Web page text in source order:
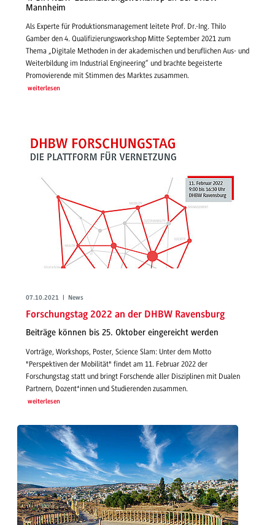
Mannheim
Als Experte für Produktionsmanagement leitete Prof. Dr.-Ing. Thilo
Gamber den 4. Qualifizierungsworkshop Mitte September 2021 zum
Thema „Digitale Methoden in der akademischen und beruflichen Aus- und
Weiterbildung im Industrial Engineering“ und brachte begeisterte
Promovierende mit Stimmen des Marktes zusammen.
weiterlesen
07.10.2021 | News
Forschungstag 2022 an der DHBW Ravensburg
Beiträge können bis 25. Oktober eingereicht werden
Vorträge, Workshops, Poster, Science Slam: Unter dem Motto
"Perspektiven der Mobilität" findet am 11. Februar 2022 der
Forschungstag statt und bringt Forschende aller Disziplinen mit Dualen
Partnern, Dozent*innen und Studierenden zusammen.
weiterlesen